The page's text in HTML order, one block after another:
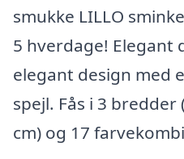
smukke LILLO
5 hverdage! Elegant
elegant design med
spejl. Fås i 3 bredder
cm) og 17